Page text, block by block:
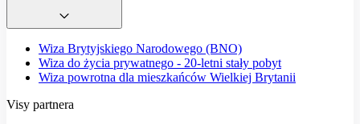
Wiza Brytyjskiego Narodowego (BNO)
Wiza do życia prywatnego - 20-letni stały pobyt
Wiza powrotna dla mieszkańców Wielkiej Brytanii
Visy partnera